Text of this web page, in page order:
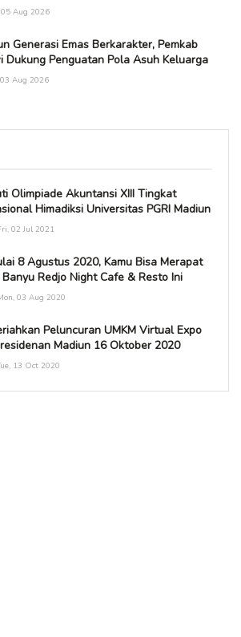
Aug 2026
Generasi Emas Berkarakter, Pemkab
Dukung Penguatan Pola Asuh Keluarga
Aug 2026
Olimpiade Akuntansi XIII Tingkat
Himadiksi Universitas PGRI Madiun
02 Jul 2021
8 Agustus 2020, Kamu Bisa Merapat
Redjo Night Cafe & Resto Ini
03 Aug 2020
Peluncuran UMKM Virtual Expo
Madiun 16 Oktober 2020
13 Oct 2020